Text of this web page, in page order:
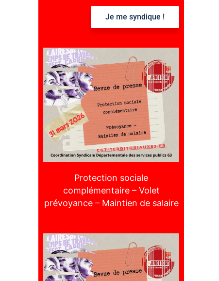
Je me syndique !
Protection sociale
complémentaire – Volet
prévoyance – Maintien de salaire